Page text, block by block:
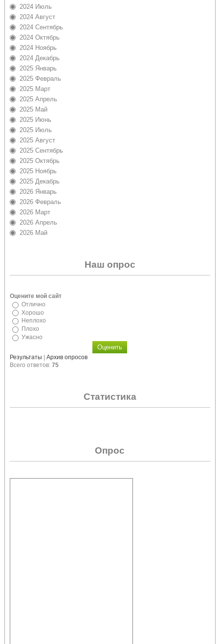
2024 Июль
2024 Август
2024 Сентябрь
2024 Октябрь
2024 Ноябрь
2024 Декабрь
2025 Январь
2025 Февраль
2025 Март
2025 Апрель
2025 Май
2025 Июнь
2025 Июль
2025 Август
2025 Сентябрь
2025 Октябрь
2025 Ноябрь
2025 Декабрь
2026 Январь
2026 Февраль
2026 Март
2026 Апрель
2026 Май
Наш опрос
Оцените мой сайт
Отлично
Хорошо
Неплохо
Плохо
Ужасно
Результаты | Архив опросов
Всего ответов: 75
Статистика
Опрос